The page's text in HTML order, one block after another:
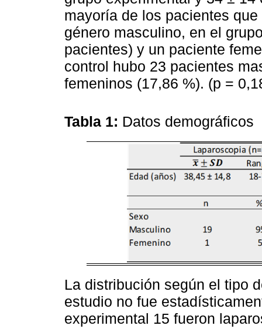
mayoría de los pacientes
género masculino, en el
pacientes) y un paciente
control hubo 23 pacientes
femeninos (17,86 %). (p =
Tabla 1: Datos demográficos
La distribución según el tipo
estudio no fue
experimental 15 fueron